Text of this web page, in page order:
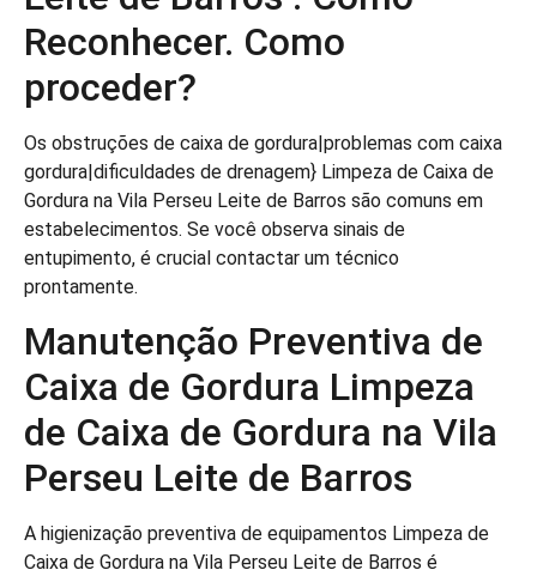
Reconhecer. Como
proceder?
Os obstruções de caixa de gordura|problemas com caixa
gordura|dificuldades de drenagem} Limpeza de Caixa de
Gordura na Vila Perseu Leite de Barros são comuns em
estabelecimentos. Se você observa sinais de
entupimento, é crucial contactar um técnico
prontamente.
Manutenção Preventiva de
Caixa de Gordura Limpeza
de Caixa de Gordura na Vila
Perseu Leite de Barros
A higienização preventiva de equipamentos Limpeza de
Caixa de Gordura na Vila Perseu Leite de Barros é